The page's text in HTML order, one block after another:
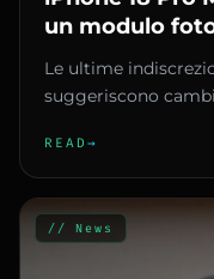
un modulo
lenti sporgenti
Le ultime
suggeriscono
READ →
// News